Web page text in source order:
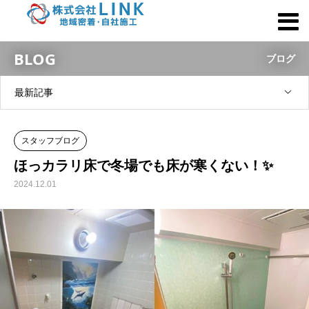
BLOG ブログ
最新記事
スタッフブログ
ほっカラリ床で冬場でも床が寒くない！✨
2024.12.01